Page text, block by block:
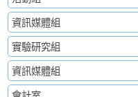
資訊媒體組
實驗研究組
資訊媒體組